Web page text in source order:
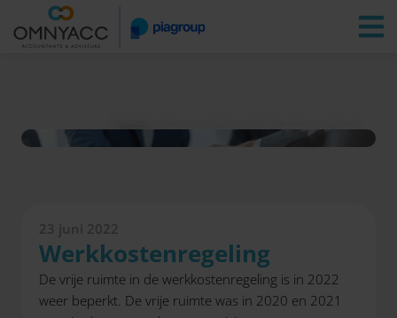
Vestigingen Zoeken
23 juni 2022
Werkkostenregeling
De vrije ruimte in de werkkostenregeling is in 2022
weer beperkt. De vrije ruimte was in 2020 en 2021